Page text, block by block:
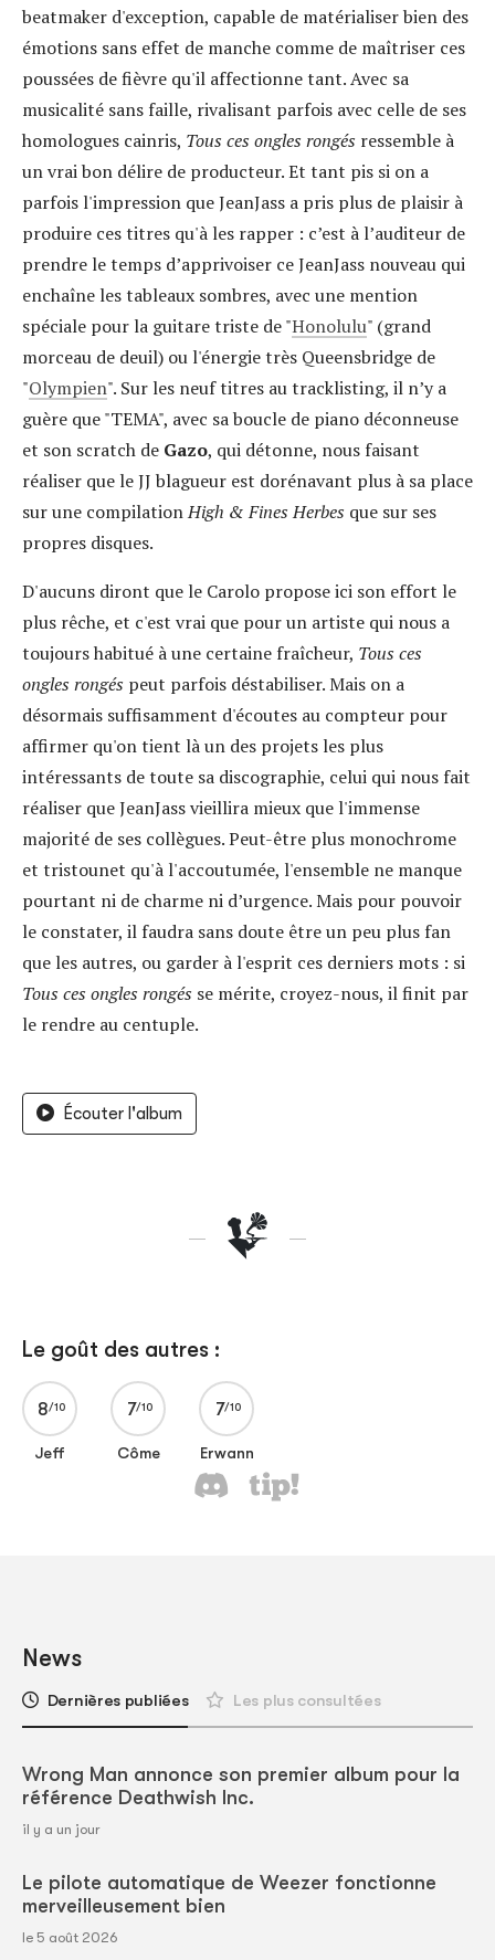
beatmaker d'exception, capable de matérialiser bien des
émotions sans effet de manche comme de maîtriser ces
poussées de fièvre qu'il affectionne tant. Avec sa
musicalité sans faille, rivalisant parfois avec celle de ses
homologues cainris, Tous ces ongles rongés ressemble à
un vrai bon délire de producteur. Et tant pis si on a
parfois l'impression que JeanJass a pris plus de plaisir à
produire ces titres qu'à les rapper : c’est à l’auditeur de
prendre le temps d’apprivoiser ce JeanJass nouveau qui
enchaîne les tableaux sombres, avec une mention
spéciale pour la guitare triste de "Honolulu" (grand
morceau de deuil) ou l'énergie très Queensbridge de
"Olympien". Sur les neuf titres au tracklisting, il n’y a
guère que "TEMA", avec sa boucle de piano déconneuse
et son scratch de Gazo, qui détonne, nous faisant
réaliser que le JJ blagueur est dorénavant plus à sa place
sur une compilationHigh & Fines Herbes que sur ses
propres disques.
D'aucuns diront que le Carolo propose ici son effort le
plus rêche, et c'est vrai que pour un artiste qui nous a
toujours habitué à une certaine fraîcheur, Tous ces
ongles rongés peut parfois déstabiliser. Mais on a
désormais suffisamment d'écoutes au compteur pour
affirmer qu'on tient là un des projets les plus
intéressants de toute sa discographie, celui qui nous fait
réaliser que JeanJass vieillira mieux que l'immense
majorité de ses collègues. Peut-être plus monochrome
et tristounet qu'à l'accoutumée, l'ensemble ne manque
pourtant ni de charme ni d’urgence. Mais pour pouvoir
le constater, il faudra sans doute être un peu plus fan
que les autres, ou garder à l'esprit ces derniers mots : si
Tous ces ongles rongés se mérite, croyez-nous, il finit par
le rendre au centuple.
Écouter l'album
Le goût des autres :
8
Jeff
7
Côme
7
Erwann
News
Dernières publiées Les plus consultées
Wrong Man annonce son premier album pour la
référence Deathwish Inc.
il y a un jour
Le pilote automatique de Weezer fonctionne
merveilleusement bien
le 5 août 2026